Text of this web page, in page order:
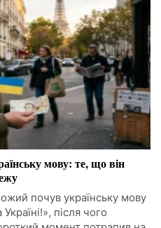
мову: те, що він
почув українську мову
після чого